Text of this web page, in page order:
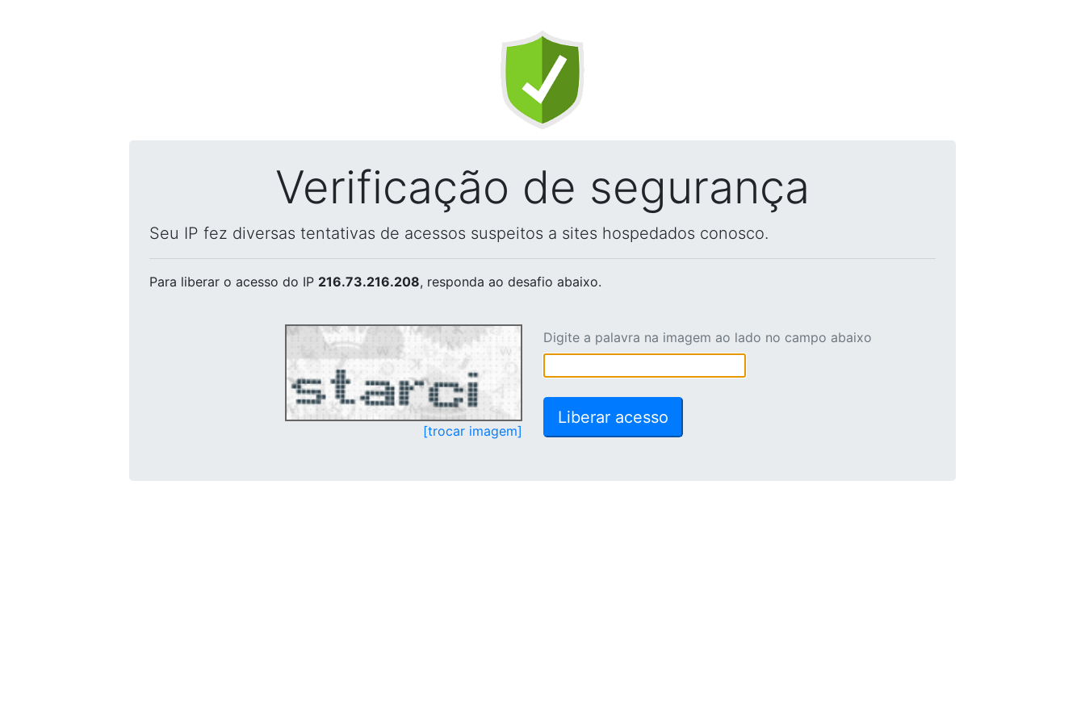
Verificação de segurança
Seu IP fez diversas tentativas de acessos suspeitos a sites hospedados conosco.
Para liberar o acesso do IP 216.73.216.208, responda ao desafio abaixo.
[trocar imagem]
Digite a palavra na imagem ao lado no campo abaixo